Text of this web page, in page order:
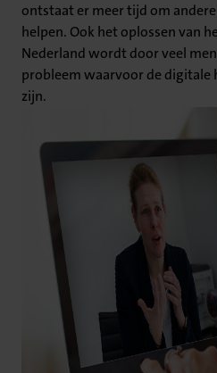
ontstaat er meer tijd om
helpen. Ook het oplossen van
Nederland wordt door veel
probleem waarvoor de digitale
zijn.